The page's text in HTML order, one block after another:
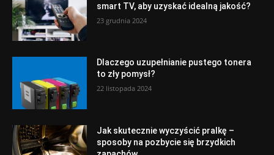
smart TV, aby uzyskać idealną jakość?
23 grudnia 2024
Dlaczego uzupełnianie pustego tonera
to zły pomysł?
22 listopada 2024
Jak skutecznie wyczyścić pralkę –
sposoby na pozbycie się brzydkich